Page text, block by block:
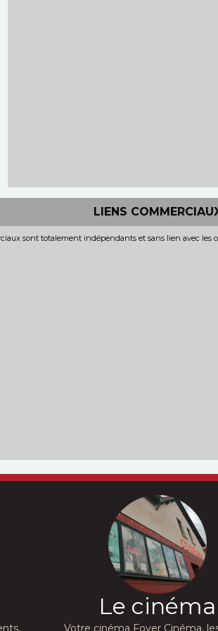
LIENS
sont totalement indépendants et sans lien avec les
Le cinéma
Votre cinéma Foyer Cinéma,